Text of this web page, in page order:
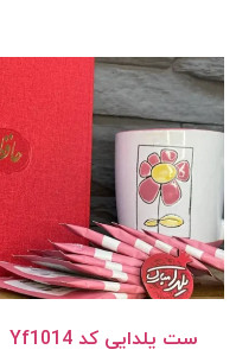
ست یلدایی کد Yf1014